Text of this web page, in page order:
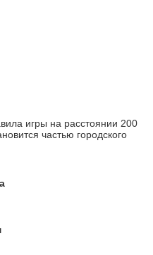
игры на расстоянии 200
частью городского